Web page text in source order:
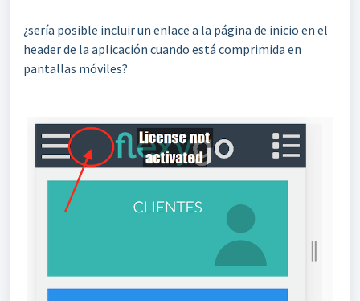
¿sería posible incluir un enlace a la página de inicio en el
header de la aplicación cuando está comprimida en
pantallas móviles?